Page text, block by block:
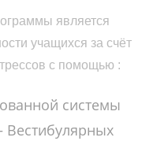
является
учащихся за счёт
с помощью :
системы
Вестибулярных